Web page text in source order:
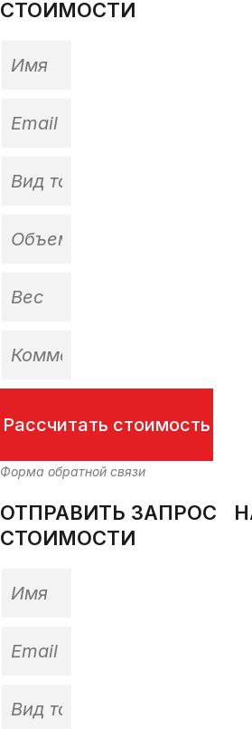
СТОИМОСТИ
Рассчитать стоимость
Форма обратной связи
ОТПРАВИТЬ ЗАПРОС
СТОИМОСТИ